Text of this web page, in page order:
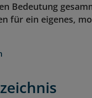
Bedeutung
für ein eigenes,